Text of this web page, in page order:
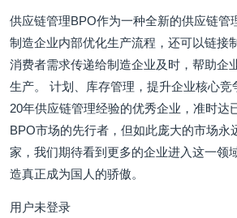
供应链管理BPO作为一种全新的供应链管
制造企业内部优化生产流程，还可以链接
消费者需求传递给制造企业及时，帮助企
生产。 计划、库存管理，提升企业核心竞
20年供应链管理经验的优秀企业，准时达
BPO市场的先行者，但如此庞大的市场永
家，我们期待看到更多的企业进入这一领
造真正成为国人的骄傲。
用户未登录